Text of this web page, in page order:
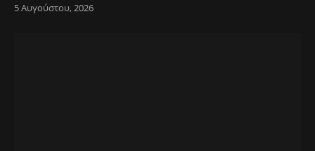
5 Αυγούστου, 2026